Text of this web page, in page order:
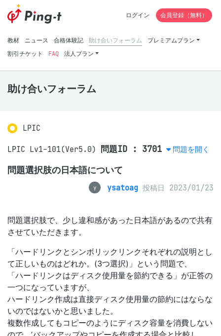
教材 ニュース 合格体験記 助け合いフォーラム
プレミアムプラン
割引チケット
FAQ 法人プラン
ログイン 会員登録（無料）
助け合いフォーラム
LPIC
LPIC Lv1-101(Ver5.0) 問題ID : 3701 問題を開く
問題選択肢の日本語について
y ysatoag 投稿日 2023/01/23
問題選択肢で、少し違和感があった日本語があるので共有
させていただきます。
「ハードリンクとシンボリックリンクそれぞれの説明とし
て正しいものはどれか。(3つ選択)」という問題で、
「ハードリンクはディスク使用量を節約できる」が正答の
一つになっていますが、
ハードリンク作成は直接ディスク使用量の節約にはならな
いのではないかと思いました。
複数作成してもコピーのようにディスク容量を消費しない